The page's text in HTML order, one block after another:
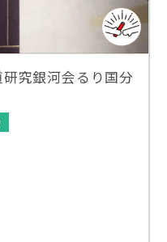
究銀河会るり国分